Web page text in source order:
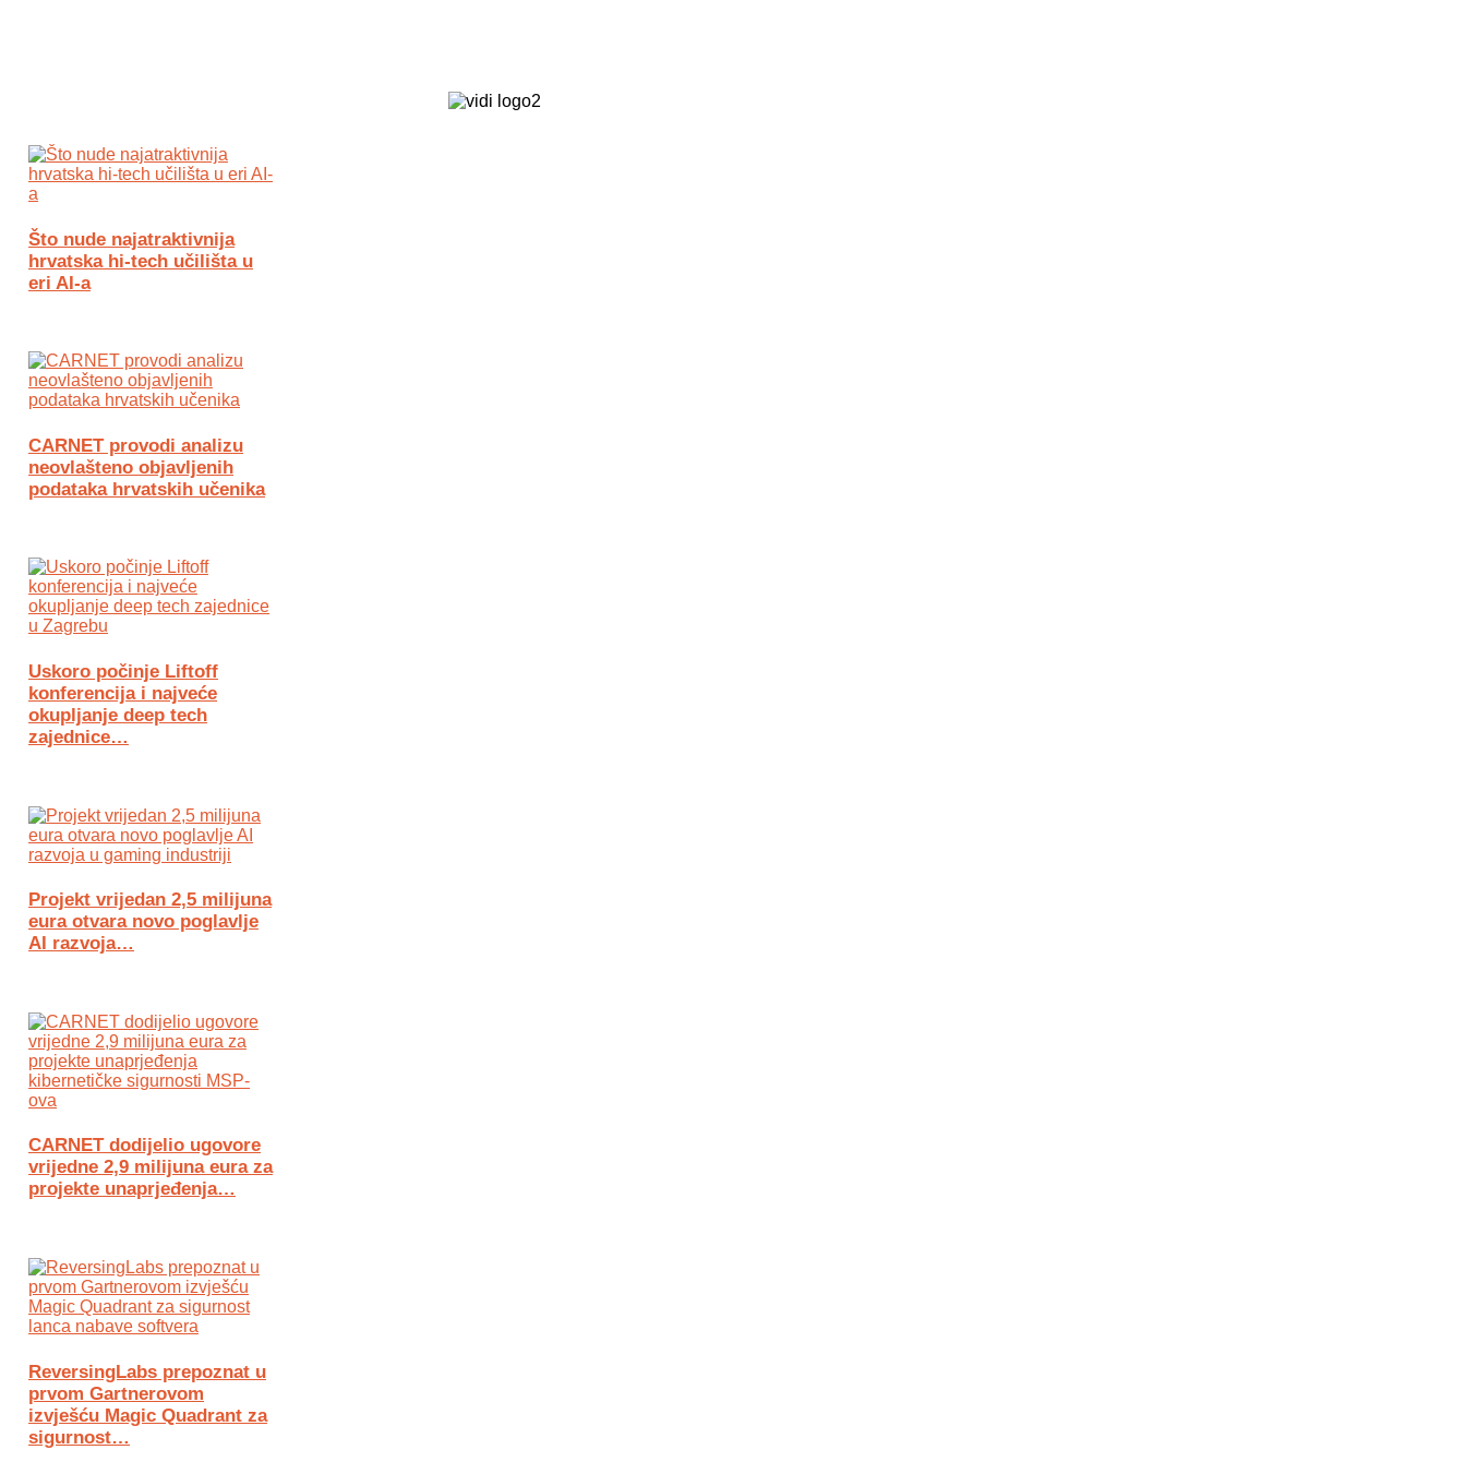
Što nude najatraktivnija
hrvatska hi-tech učilišta u
eri AI-a
CARNET provodi analizu
neovlašteno objavljenih
podataka hrvatskih učenika
Uskoro počinje Liftoff
konferencija i najveće
okupljanje deep tech
zajednice…
Projekt vrijedan 2,5 milijuna
eura otvara novo poglavlje
AI razvoja…
CARNET dodijelio ugovore
vrijedne 2,9 milijuna eura za
projekte unaprjeđenja…
ReversingLabs prepoznat u
prvom Gartnerovom
izvješću Magic Quadrant za
sigurnost…